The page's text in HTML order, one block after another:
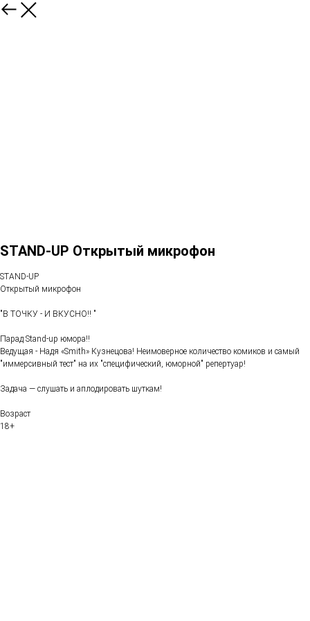
STAND-UP Открытый микрофон
STAND-UP
Открытый микрофон
"В ТОЧКУ - И ВКУСНО!! "
Парад Stand-up юмора!!
Ведущая - Надя «Smith» Кузнецова! Неимоверное количество комиков и самый
"иммерсивный тест" на их "специфический, юморной" репертуар!
Задача — слушать и аплодировать шуткам!
Возраст
18+